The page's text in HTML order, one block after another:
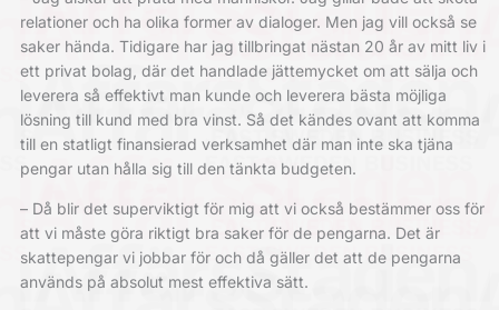
relationer och ha olika former av dialoger. Men jag vill också se
saker hända. Tidigare har jag tillbringat nästan 20 år av mitt liv i
ett privat bolag, där det handlade jättemycket om att sälja och
leverera så effektivt man kunde och leverera bästa möjliga
lösning till kund med bra vinst. Så det kändes ovant att komma
till en statligt finansierad verksamhet där man inte ska tjäna
pengar utan hålla sig till den tänkta budgeten.
– Då blir det superviktigt för mig att vi också ­bestämmer oss för
att vi måste göra riktigt bra saker för de ­pengarna. Det är
skattepengar vi jobbar för och då gäller det att de pengarna
används på absolut mest effektiva sätt.